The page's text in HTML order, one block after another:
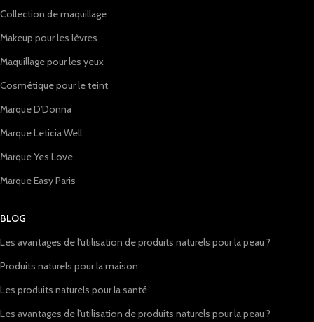
Collection de maquillage
Makeup pour les lèvres
Maquillage pour les yeux
Cosmétique pour le teint
Marque D'Donna
Marque Leticia Well
Marque Yes Love
Marque Easy Paris
BLOG
Les avantages de l'utilisation de produits naturels pour la peau ?
Produits naturels pour la maison
Les produits naturels pour la santé
Les avantages de l'utilisation de produits naturels pour la peau ?